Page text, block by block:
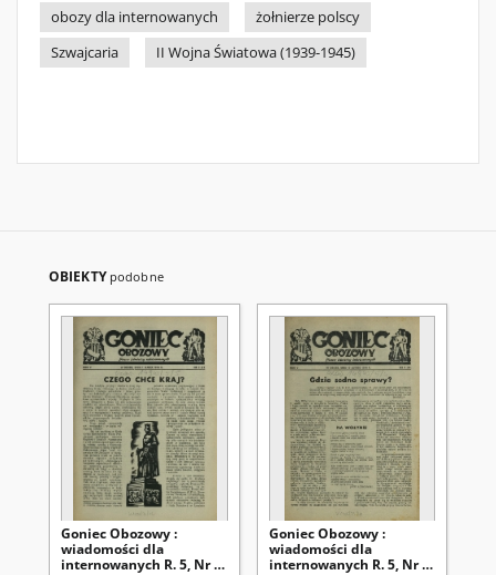
obozy dla internowanych
żołnierze polscy
Szwajcaria
II Wojna Światowa (1939-1945)
OBIEKTY podobne
Goniec Obozowy :
wiadomości dla
internowanych R. 5, Nr 5
Goniec Obozowy :
wiadomości dla
internowanych R. 5, Nr 4